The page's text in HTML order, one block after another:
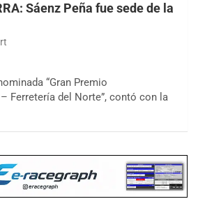
Sáenz Peña fue sede de la
“Gran Premio
Ferretería del Norte”, contó con la